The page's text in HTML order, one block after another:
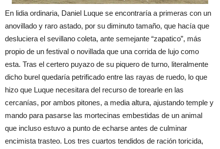
En lidia ordinaria, Daniel Luque se encontraría a primeras con un
anovillado y raro astado, por su diminuto tamaño, que hacía que
desluciera el sevillano coleta, ante semejante “zapatico”, más
propio de un festival o novillada que una corrida de lujo como
esta. Tras el certero puyazo de su piquero de turno, literalmente
dicho burel quedaría petrificado entre las rayas de ruedo, lo que
hizo que Luque necesitara del recurso de torearle en las
cercanías, por ambos pitones, a media altura, ajustando temple y
mando para pasarse las mortecinas embestidas de un animal
que incluso estuvo a punto de echarse antes de culminar
encimista trasteo. Los tres cuartos tendidos de ración toricida,